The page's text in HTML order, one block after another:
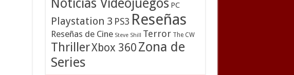
Noticias Videojuegos PC
Playstation 3 PS3 Reseñas
Reseñas de Cine Steve Shill Terror The CW
ThrillerXbox 360 Zona de
Series